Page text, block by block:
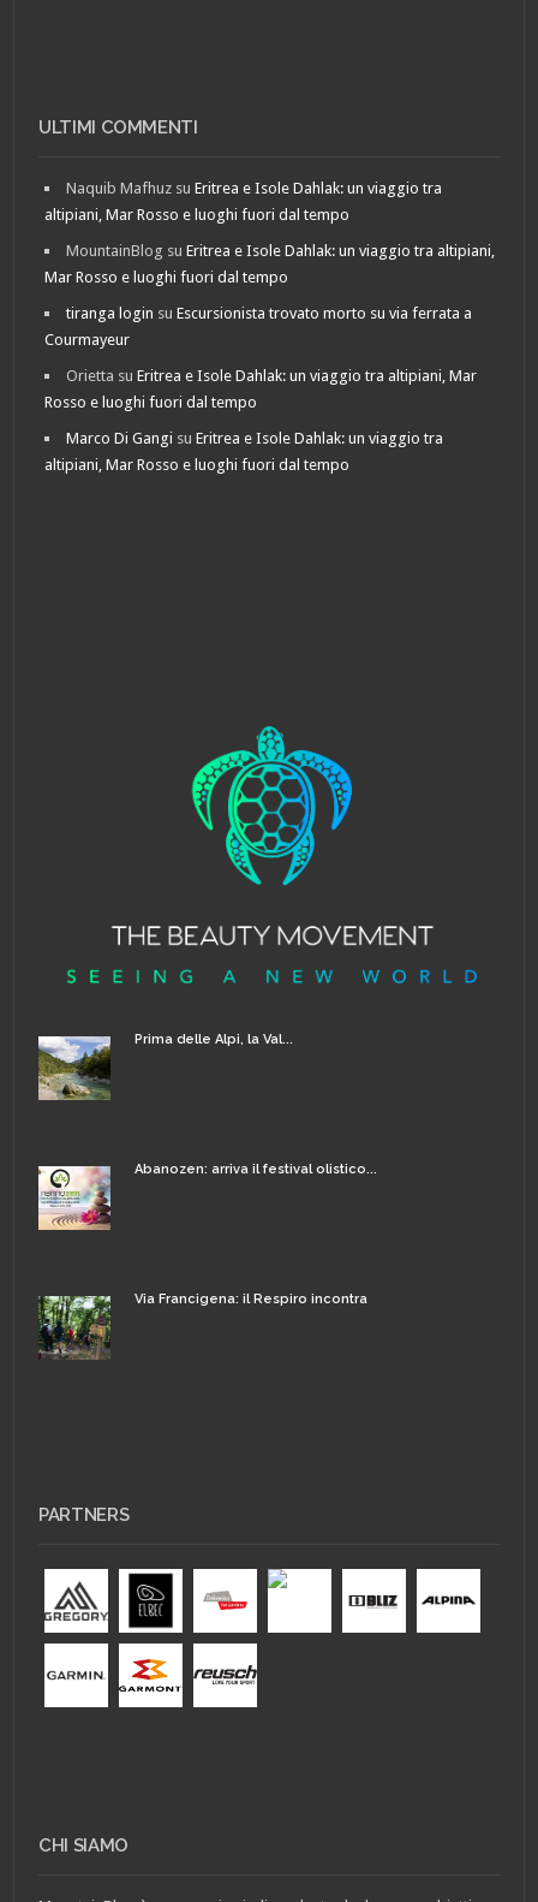
ULTIMI COMMENTI
Naquib Mafhuz suEritrea e Isole Dahlak: un viaggio tra
altipiani, Mar Rosso e luoghi fuori dal tempo
MountainBlog suEritrea e Isole Dahlak: un viaggio tra altipiani,
Mar Rosso e luoghi fuori dal tempo
tiranga login suEscursionista trovato morto su via ferrata a
Courmayeur
Orietta suEritrea e Isole Dahlak: un viaggio tra altipiani, Mar
Rosso e luoghi fuori dal tempo
Marco Di Gangi suEritrea e Isole Dahlak: un viaggio tra
altipiani, Mar Rosso e luoghi fuori dal tempo
Prima delle Alpi, la Val...
Abanozen: arriva il festival olistico...
Via Francigena: il Respiro incontra
PARTNERS
CHI SIAMO